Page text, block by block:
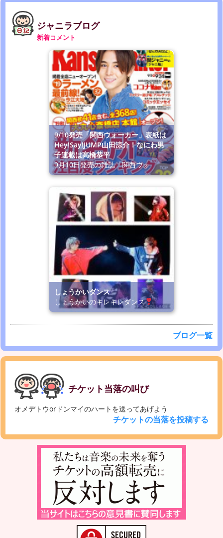
ジャニラブログ
新着コメント
9/10発売「関西ウォーカー」表紙は
Hey!Say!JUMP山田涼介！なにわ男
子連載は高橋恭平
9月10日発売の雑誌「関西ウォ
しょうかいダンス
しょうかいのキレキレダンス
ブログ一覧
チケット当落の叫び
オメデトウorドンマイのハートを送ってあげよう
チケットの当落を投稿する